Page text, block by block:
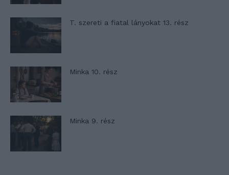
T. szereti a fiatal lányokat 13. rész
Minka 10. rész
Minka 9. rész